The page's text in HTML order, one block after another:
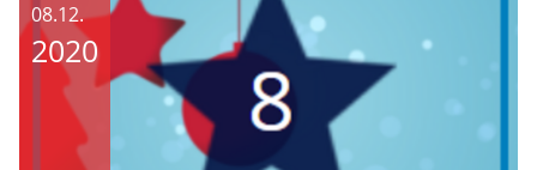
08.12.
2020